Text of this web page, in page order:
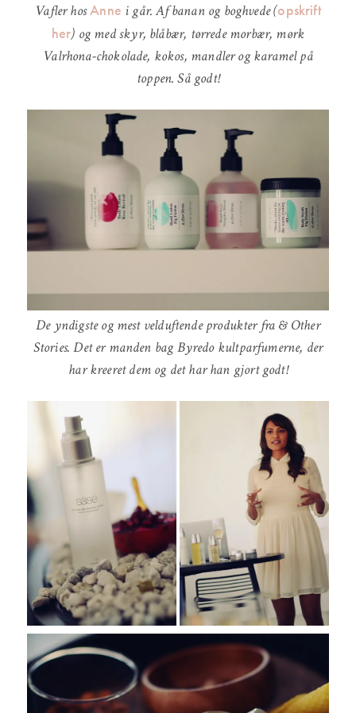
Vafler hosAnne i går. Af banan og boghvede (opskrift
her) og med skyr, blåbær, tørrede morbær, mørk
Valrhona-chokolade, kokos, mandler og karamel på
toppen. Så godt!
De yndigste og mest velduftende produkter fra & Other
Stories. Det er manden bag Byredo kultparfumerne, der
har kreeret dem og det har han gjort godt!